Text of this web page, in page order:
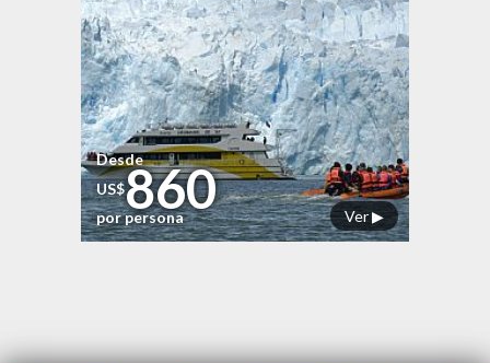
Ver ▶
Desde
US$860
por persona